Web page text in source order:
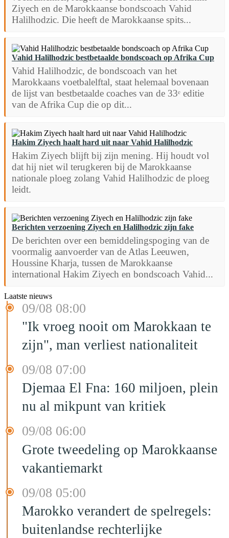
Ziyech en de Marokkaanse bondscoach Vahid
Halilhodzic. Die heeft de Marokkaanse spits...
Vahid Halilhodzic bestbetaalde bondscoach op Afrika Cup
Vahid Halilhodzic, de bondscoach van het
Marokkaans voetbalelftal, staat helemaal bovenaan
de lijst van bestbetaalde coaches van de 33ᵉ editie
van de Afrika Cup die op dit...
Hakim Ziyech haalt hard uit naar Vahid Halilhodzic
Hakim Ziyech blijft bij zijn mening. Hij houdt vol
dat hij niet wil terugkeren bij de Marokkaanse
nationale ploeg zolang Vahid Halilhodzic de ploeg
leidt.
Berichten verzoening Ziyech en Halilhodzic zijn fake
De berichten over een bemiddelingspoging van de
voormalig aanvoerder van de Atlas Leeuwen,
Houssine Kharja, tussen de Marokkaanse
international Hakim Ziyech en bondscoach Vahid...
Laatste nieuws
09/08 08:00
"Ik vroeg nooit om Marokkaan te
zijn", man verliest nationaliteit
09/08 07:00
Djemaa El Fna: 160 miljoen, plein
nu al mikpunt van kritiek
09/08 06:00
Grote tweedeling op Marokkaanse
vakantiemarkt
09/08 05:00
Marokko verandert de spelregels:
buitenlandse rechterlijke